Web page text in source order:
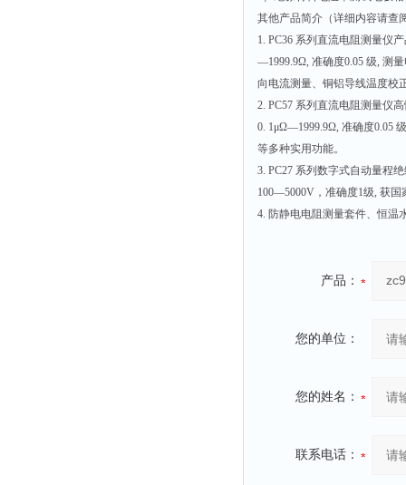
其他产品简介（详细内容请查
1. PC36 系列直流电阻测量仪
—1999.9Ω, 准确度0.05 级, 测
向电流测量、铜铝导线温度校
2. PC57 系列直流电阻测量仪
0. 1μΩ—1999.9Ω, 准确度0.05
等多种实用功能。
3. PC27 系列数字式自动量程
100—5000V，准确度1级, 获国
4. 防静电电阻测量套件、恒温
产品：
您的单位：
您的姓名：
联系电话：